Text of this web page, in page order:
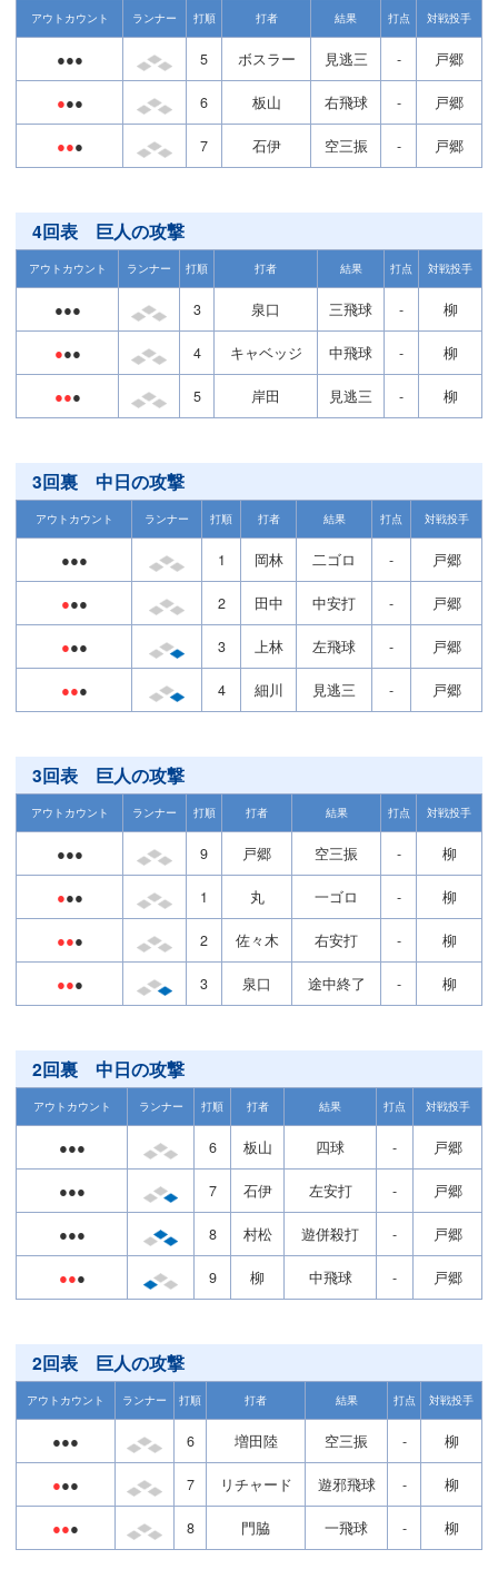
アウトカウント ランナー 打順 打者 結果 打点 対戦投手
●●● 5 ボスラー 見逃三 - 戸郷
●●● 6 板山 右飛球 - 戸郷
●●● 7 石伊 空三振 - 戸郷
4回表 巨人の攻撃
アウトカウント ランナー 打順 打者 結果 打点 対戦投手
●●● 3 泉口 三飛球 - 柳
●●● 4 キャベッジ 中飛球 - 柳
●●● 5 岸田 見逃三 - 柳
3回裏 中日の攻撃
アウトカウント ランナー 打順 打者 結果 打点 対戦投手
●●● 1 岡林 二ゴロ - 戸郷
●●● 2 田中 中安打 - 戸郷
●●● 3 上林 左飛球 - 戸郷
●●● 4 細川 見逃三 - 戸郷
3回表 巨人の攻撃
アウトカウント ランナー 打順 打者 結果 打点 対戦投手
●●● 9 戸郷 空三振 - 柳
●●● 1 丸 一ゴロ - 柳
●●● 2 佐々木 右安打 - 柳
●●● 3 泉口 途中終了 - 柳
2回裏 中日の攻撃
アウトカウント ランナー 打順 打者 結果 打点 対戦投手
●●● 6 板山 四球 - 戸郷
●●● 7 石伊 左安打 - 戸郷
●●● 8 村松 遊併殺打 - 戸郷
●●● 9 柳 中飛球 - 戸郷
2回表 巨人の攻撃
アウトカウント ランナー 打順 打者 結果 打点 対戦投手
●●● 6 増田陸 空三振 - 柳
●●● 7 リチャード 遊邪飛球 - 柳
●●● 8 門脇 一飛球 - 柳